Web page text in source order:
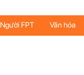
Người FPT Văn hóa